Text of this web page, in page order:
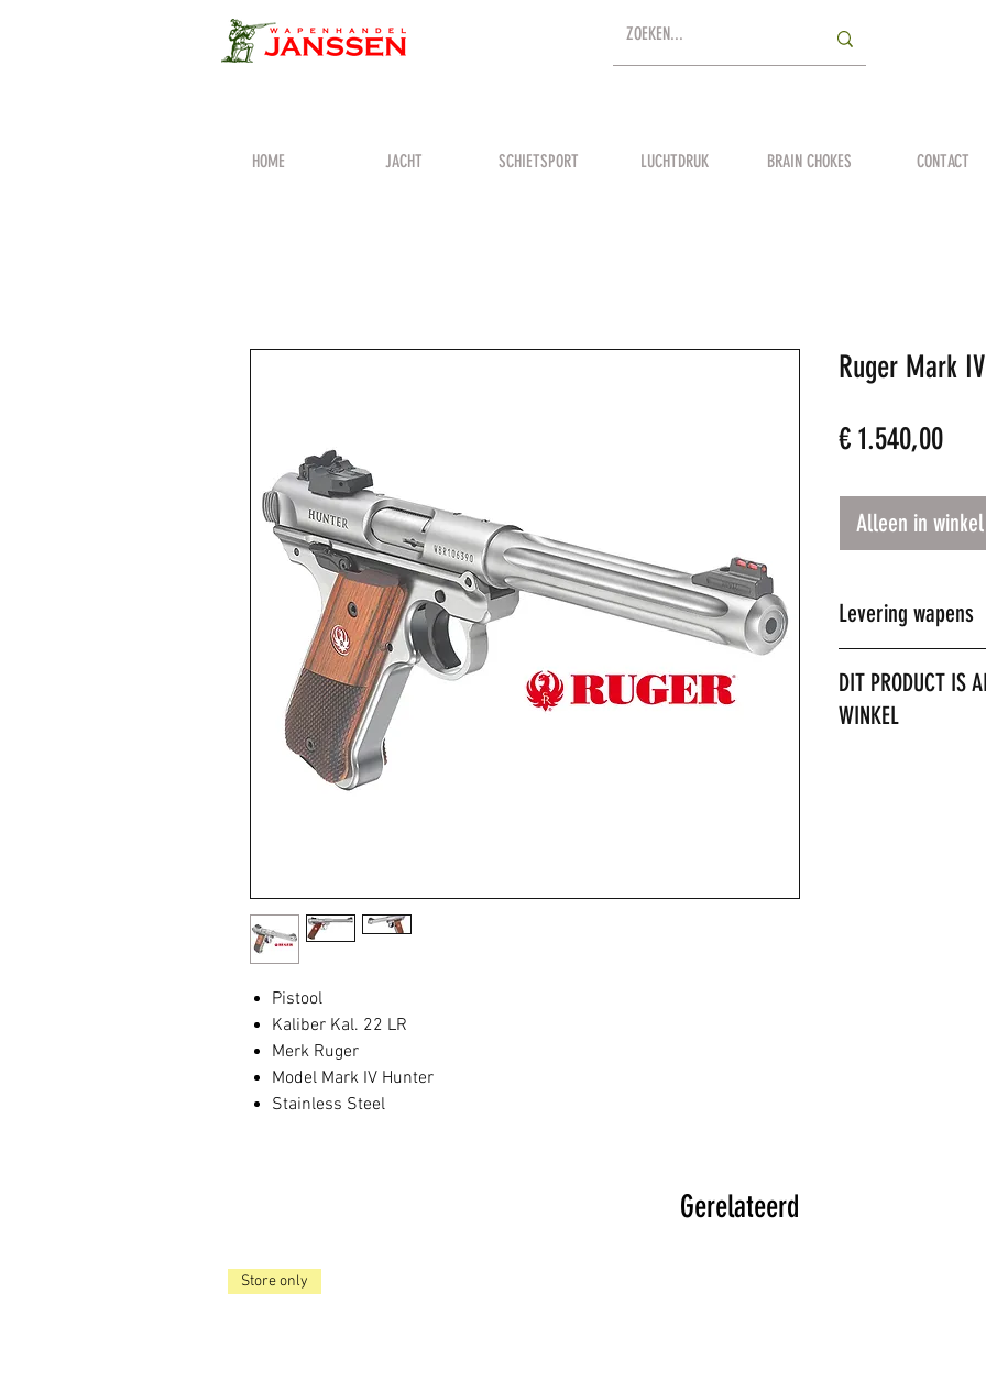
HOME JACHT SCHIETSPORT LUCHTDRUK BRAIN CHOKES CONTACT
Pistool
Kaliber Kal. 22 LR
Merk Ruger
Model Mark IV Hunter
Stainless Steel
Ruger Mark
€ 1.540,00Prijs
Alleen in
Levering wapens
worden.
U kunt wel
DIT PRODUCT IS
WINKEL
Gerelateerd
Store only